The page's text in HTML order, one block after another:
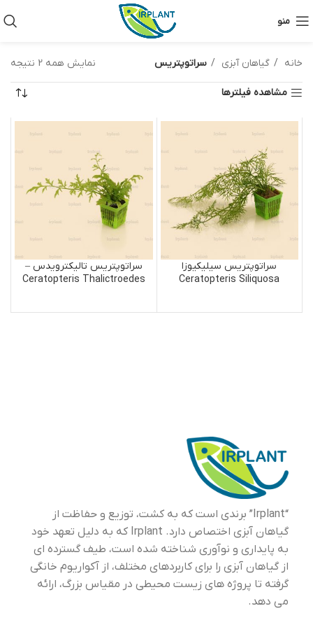
منو
خانه گیاهان آبزی سراتوپتریس نمایش همه 2 نتیجه
مشاهده فیلترها
سراتوپتریس سیلیکیوزا
Ceratopteris Siliquosa
سراتوپتریس تالیکترویدس –
Ceratopteris Thalictroedes
“Irplant” برندی است که به کشت، توزیع و حفاظت از
گیاهان آبزی اختصاص دارد. Irplant که به دلیل تعهد خود
به پایداری و نوآوری شناخته شده است، طیف گسترده ای
از گیاهان آبزی را برای کاربردهای مختلف، از آکواریوم خانگی
گرفته تا پروژه های زیست محیطی در مقیاس بزرگ، ارائه
می دهد.